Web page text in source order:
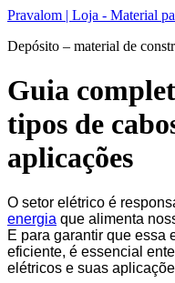
Ir
o
Pravalom | Loja - Material
Depósito – material de
Guia
tipos de
aplicações
O setor elétrico é
energia que alimenta
E para garantir que essa
eficiente, é essencial
elétricos e suas